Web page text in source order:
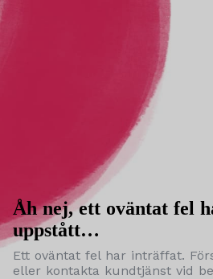
Åh nej, ett oväntat fel
uppstått…
Ett oväntat fel har inträffat.
eller kontakta kundtjänst vid